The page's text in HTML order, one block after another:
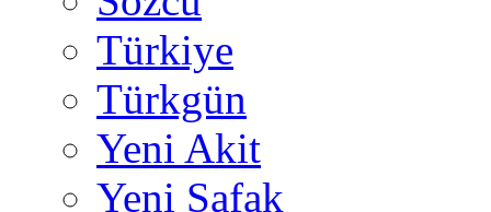
Türkiye
Türkgün
Yeni Akit
Yeni Şafak